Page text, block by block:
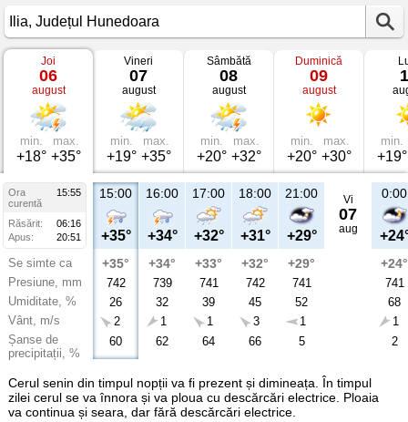
Vremea
Ilia
Județul
Hunedoara
Joi
06
august
min.
+18°
max.
+35°
Vineri
07
august
min.
+19°
max.
+35°
Sâmbătă
08
august
min.
+20°
max.
+32°
Duminică
09
august
min.
+20°
max.
+30°
min.
+19°
Ora
15:55
curentă
Răsărit:
06:16
Apus:
20:51
Se simte ca
Presiune, mm
Umiditate, %
Vânt, m/s
Șanse de
precipitații, %
15:00
+35°
+35°
742
26
2
60
16:00
+34°
+34°
739
32
1
62
17:00
+32°
+33°
741
39
1
64
18:00
+31°
+32°
742
45
3
66
21:00
+29°
+29°
741
52
1
5
Vi
07
aug
0:00
+24°
741
68
1
2
Cerul senin din timpul nopții va fi prezent și dimineața. În timpul
zilei cerul se va înnora și va ploua cu descărcări electrice. Ploaia
va continua și seara, dar fără descărcări electrice.